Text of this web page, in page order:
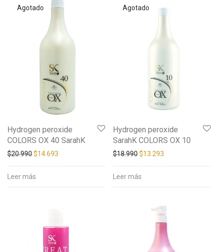
Hydrogen peroxide
COLORS OX 40 SarahK
$20.990$14.693
Leer más
Hydrogen peroxide
SarahK COLORS OX 10
$18.990$13.293
Leer más